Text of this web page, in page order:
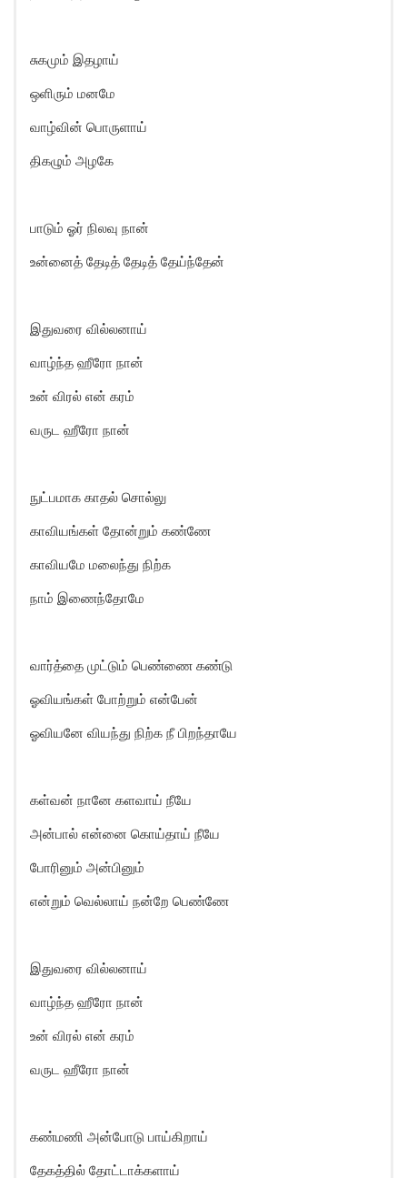
சுகமும் இதழாய்
ஒளிரும் மனமே
வாழ்வின் பொருளாய்
திகழும் அழகே
பாடும் ஓர் நிலவு நான்
உன்னைத் தேடித் தேடித் தேய்ந்தேன்
இதுவரை வில்லனாய்
வாழ்ந்த ஹீரோ நான்
உன் விரல் என் கரம்
வருட ஹீரோ நான்
நுட்பமாக காதல் சொல்லு
காவியங்கள் தோன்றும் கண்ணே
காவியமே மலைந்து நிற்க
நாம் இணைந்தோமே
வார்த்தை முட்டும் பெண்ணை கண்டு
ஓவியங்கள் போற்றும் என்பேன்
ஓவியனே வியந்து நிற்க நீ பிறந்தாயே
கள்வன் நானே களவாய் நீயே
அன்பால் என்னை கொய்தாய் நீயே
போரினும் அன்பினும்
என்றும் வெல்லாய் நன்றே பெண்ணே
இதுவரை வில்லனாய்
வாழ்ந்த ஹீரோ நான்
உன் விரல் என் கரம்
வருட ஹீரோ நான்
கண்மணி அன்போடு பாய்கிறாய்
தேகத்தில் தோட்டாக்களாய்